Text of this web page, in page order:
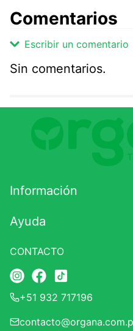
Comentarios
Escribir un comentario
Comentario
Califique el
★★★
Correo electrónico
Sin comentarios.
Información
Ayuda
CONTACTO
+51 932 717196